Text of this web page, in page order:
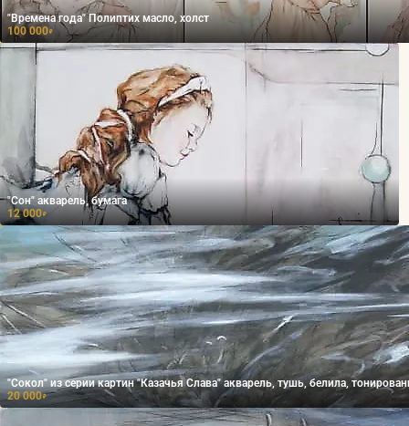
"Времена года" Полиптих масло, холст
100 000₽
"Сон" акварель, бумага
12 000₽
"Сокол" из серии картин "Казачья Слава" акварель, тушь, белила,
20 000₽